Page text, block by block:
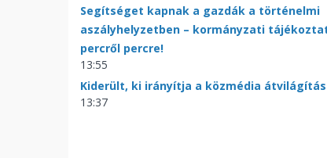
Segítséget kapnak a gazdák a történelmi
aszályhelyzetben – kormányzati
percről percre!
13:55
Kiderült, ki irányítja a közmédia
13:37